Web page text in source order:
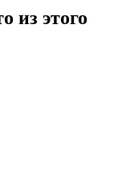
из этого